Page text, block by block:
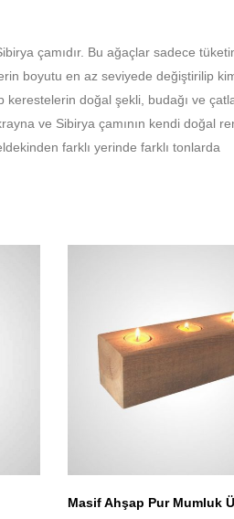
çamıdır. Bu ağaçlar sadece
boyutu en az seviyede değiştirilip
doğal şekli, budağı ve
ve Sibirya çamının kendi doğal
farklı yerinde farklı tonlarda
Masif Ahşap Pur Mumluk